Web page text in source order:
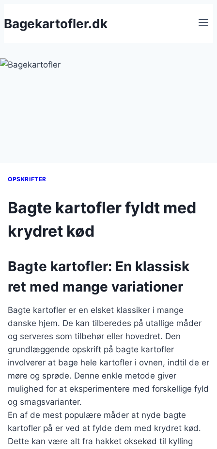
til
Bagekartofler.dk
OPSKRIFTER
Bagte kartofler fyldt med
krydret kød
Bagte kartofler: En klassisk
ret med mange variationer
Bagte kartofler er en elsket klassiker i mange
danske hjem. De kan tilberedes på utallige måder
og serveres som tilbehør eller hovedret. Den
grundlæggende opskrift på bagte kartofler
involverer at bage hele kartofler i ovnen, indtil de er
møre og sprøde. Denne enkle metode giver
mulighed for at eksperimentere med forskellige fyld
og smagsvarianter.
En af de mest populære måder at nyde bagte
kartofler på er ved at fylde dem med krydret kød.
Dette kan være alt fra hakket oksekød til kylling